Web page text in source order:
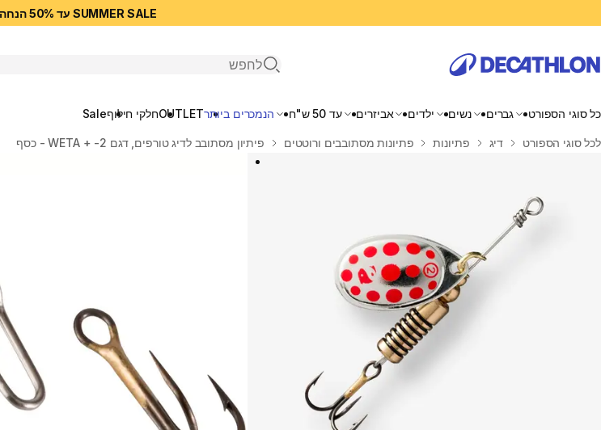
SUMMER SALE עד 50% הנחה 🛍️
פתיחת חיפוש
כל סוגי הספורט גברים נשים ילדים אביזרים עד 50 ש"ח הנמכרים ביותרOUTLETחלקי חילוףSale
בית
לכל סוגי הספורט דיג פתיונות פתיונות מסתובבים ורוטטים פיתיון מסתובב לדיג טורפים, דגם WETA + -2 - כסף